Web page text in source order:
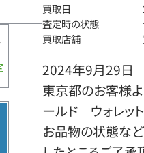
買取日
査定時の状態
買取店舗
2024年9月29日
東京都のお客様
ールド ウォレッ
お品物の状態など